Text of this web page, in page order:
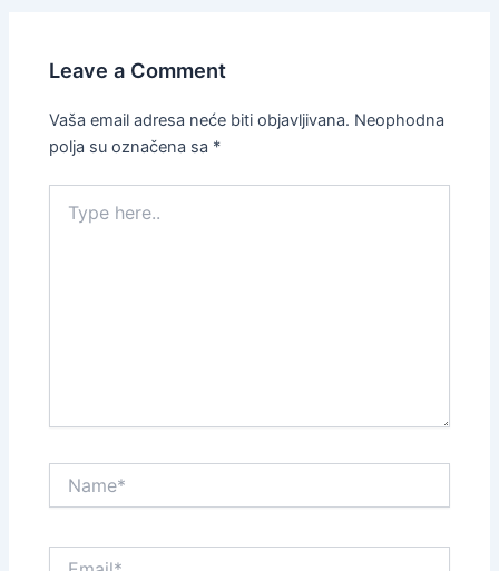
Leave a Comment
Vaša email adresa neće biti objavljivana. Neophodna
polja su označena sa *
here..